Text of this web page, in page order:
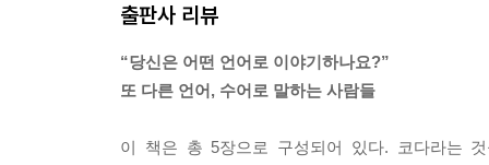
일이었다. [벼룩시장]이라고 크게 써진 신문에 아
해하는 일, 그리고 아빠의 현재 재정 상황과 신용
출판사 리뷰
“당신은 어떤 언어로 이야기하나요?”
또 다른 언어, 수어로 말하는 사람들
이 책은 총 5장으로 구성되어 있다. 코다라는